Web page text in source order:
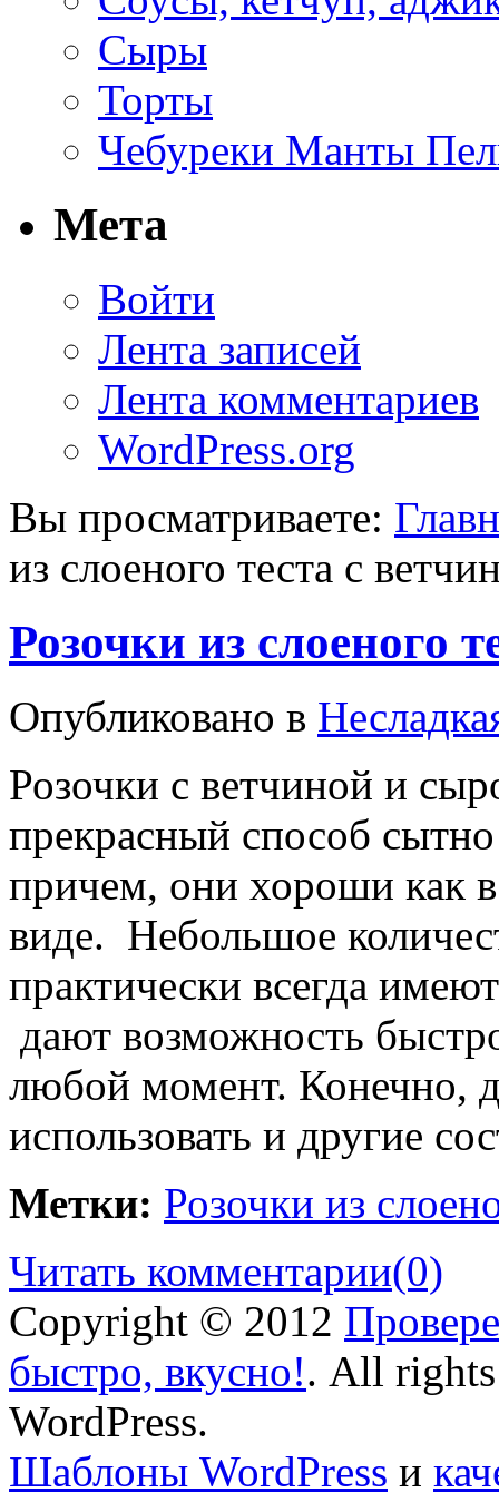
Сыры
Торты
Чебуреки Манты
Мета
Войти
Лента записей
Лента комментариев
WordPress.org
Вы просматриваете:
из слоеного теста с
Розочки из слоеного
Опубликовано в
Розочки с ветчиной и
прекрасный способ сытно
причем, они хороши как
виде. Небольшое
практически всегда
дают возможность
любой момент. Конечно,
использовать и другие
Метки: Розочки из
Читать комментарии(0)
Copyright © 2012
быстро, вкусно!. All rights
WordPress.
Шаблоны WordPress и